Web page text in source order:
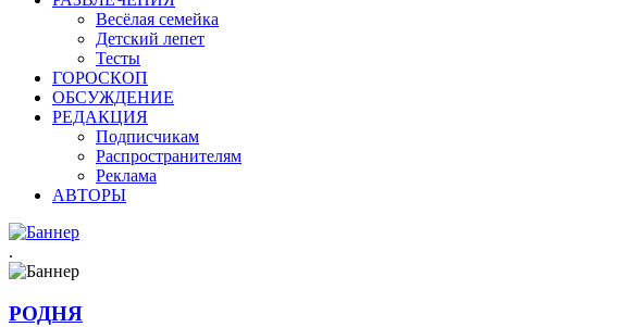
Весёлая семейка
Детский лепет
Тесты
ГОРОСКОП
ОБСУЖДЕНИЕ
РЕДАКЦИЯ
Подписчикам
Распространителям
Реклама
АВТОРЫ
.
РОДНЯ